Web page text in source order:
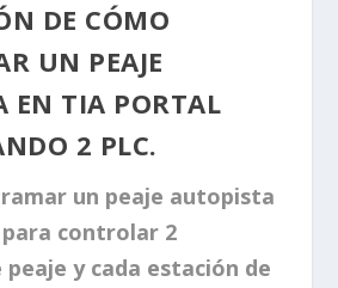
DE CÓMO
UN PEAJE
EN TIA PORTAL
2 PLC.
un peaje autopista
controlar 2
y cada estación de